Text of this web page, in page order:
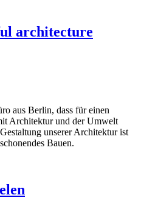
architecture
aus Berlin, dass für einen
Architektur und der Umwelt
unserer Architektur ist
Bauen.